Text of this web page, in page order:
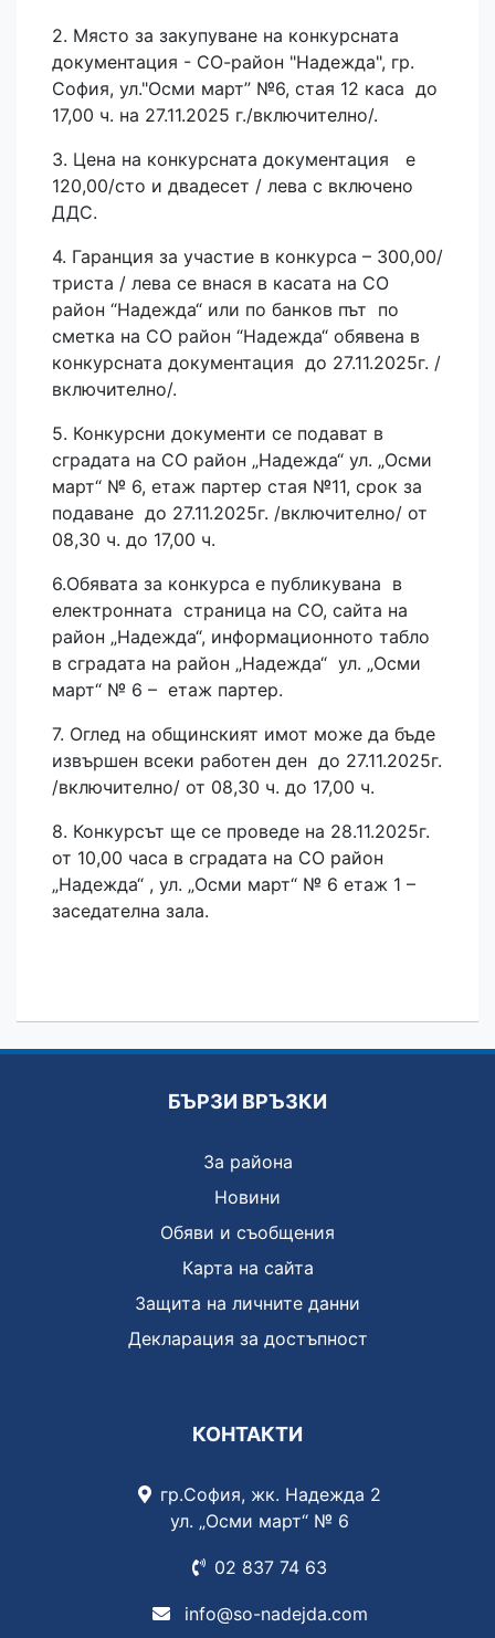
2. Място за закупуване на конкурсната
документация - СО-район "Надежда", гр.
София, ул."Осми март” №6, стая 12 каса до
17,00 ч. на 27.11.2025 г./включително/.
3. Цена на конкурсната документация е
120,00/сто и двадесет / лева с включено
ДДС.
4. Гаранция за участие в конкурса – 300,00/
триста / лева се внася в касата на СО
район “Надежда“ или по банков път по
сметка на СО район “Надежда“ обявена в
конкурсната документация до 27.11.2025г. /
включително/.
5. Конкурсни документи се подават в
сградата на СО район „Надежда“ ул. „Осми
март“ № 6, етаж партер стая №11, срок за
подаване до 27.11.2025г. /включително/ от
08,30 ч. до 17,00 ч.
6.Обявата за конкурса е публикувана в
електронната страница на СО, сайта на
район „Надежда“, информационното табло
в сградата на район „Надежда“ ул. „Осми
март“ № 6 – етаж партер.
7. Оглед на общинският имот може да бъде
извършен всеки работен ден до 27.11.2025г.
/включително/ от 08,30 ч. до 17,00 ч.
8. Конкурсът ще се проведе на 28.11.2025г.
от 10,00 часа в сградата на СО район
„Надежда“ , ул. „Осми март“ № 6 етаж 1 –
заседателна зала.
БЪРЗИ ВРЪЗКИ
За района
Новини
Обяви и съобщения
Карта на сайта
Защита на личните данни
Декларация за достъпност
КОНТАКТИ
гр.София, жк. Надежда 2
ул. „Осми март“ № 6
02 837 74 63
info@so-nadejda.com